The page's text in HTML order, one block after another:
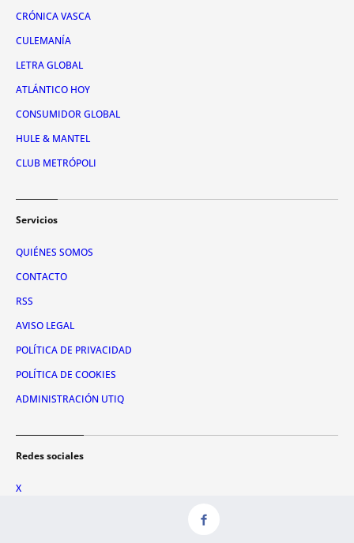
CRÓNICA VASCA
CULEMANÍA
LETRA GLOBAL
ATLÁNTICO HOY
CONSUMIDOR GLOBAL
HULE & MANTEL
CLUB METRÓPOLI
Servicios
QUIÉNES SOMOS
CONTACTO
RSS
AVISO LEGAL
POLÍTICA DE PRIVACIDAD
POLÍTICA DE COOKIES
ADMINISTRACIÓN UTIQ
Redes sociales
X